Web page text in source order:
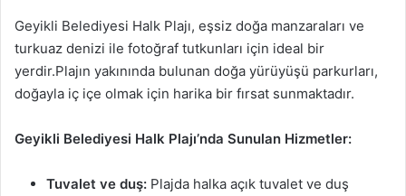
Geyikli Belediyesi Halk Plajı, eşsiz doğa manzaraları ve
turkuaz denizi ile fotoğraf tutkunları için ideal bir
yerdir.Plajın yakınında bulunan doğa yürüyüşü parkurları,
doğayla iç içe olmak için harika bir fırsat sunmaktadır.
Geyikli Belediyesi Halk Plajı’nda Sunulan Hizmetler:
Tuvalet ve duş: Plajda halka açık tuvalet ve duş